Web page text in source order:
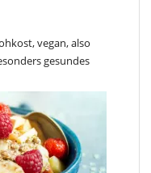
vegan, also
gesundes